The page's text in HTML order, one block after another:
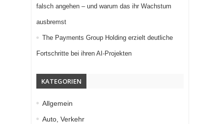
falsch angehen – und warum das ihr Wachstum
ausbremst
The Payments Group Holding erzielt deutliche
Fortschritte bei ihren AI-Projekten
KATEGORIEN
Allgemein
Auto, Verkehr